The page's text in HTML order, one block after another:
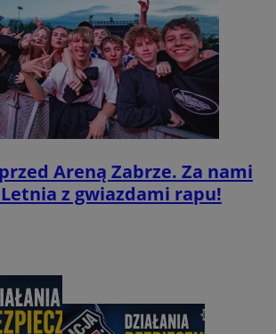
Areną Zabrze. Za nami
Letnia z gwiazdami rapu!